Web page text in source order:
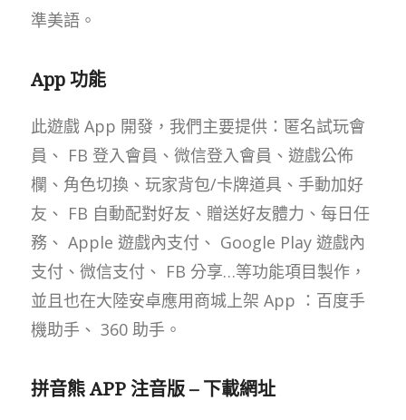
準美語。
App 功能
此遊戲 App 開發，我們主要提供：匿名試玩會
員、 FB 登入會員、微信登入會員、遊戲公佈
欄、角色切換、玩家背包/卡牌道具、手動加好
友、 FB 自動配對好友、贈送好友體力、每日任
務、 Apple 遊戲內支付、 Google Play 遊戲內
支付、微信支付、 FB 分享…等功能項目製作，
並且也在大陸安卓應用商城上架 App ：百度手
機助手、 360 助手。
拼音熊 APP 注音版 – 下載網址